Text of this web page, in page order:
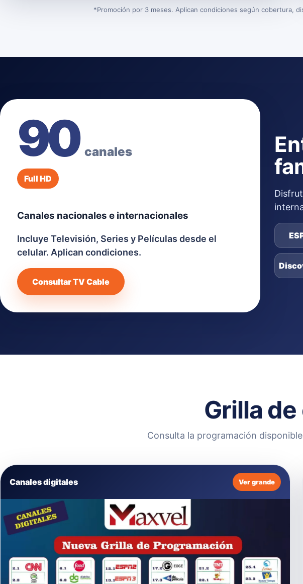
*Promoción por 3 meses. Aplican condiciones según cobertura,
90canales
Full HD
Canales nacionales e internacionales
Incluye Televisión, Series y Películas desde el
celular. Aplican condiciones.
Consultar TV Cable
Grilla
Consulta la programación
Canales digitales Ver grande